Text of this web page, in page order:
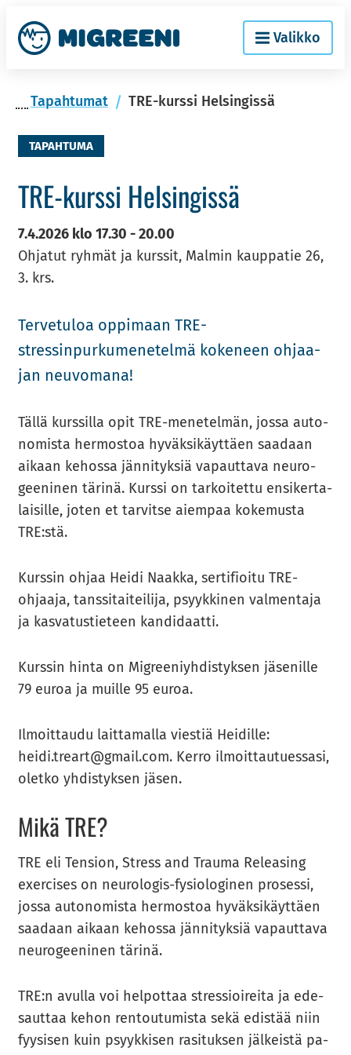
ry
si­
töön
Etusi­
vu
Valikko
Ta­pah­tu­mat TRE-kurssi Helsingissä
TAPAHTUMA
TRE-​kurssi Hel­sin­gis­sä
7.4.2026 klo 17.30 -20.00
Ohjatut ryhmät ja kurssit, Malmin kauppatie 26,
3. krs.
Ter­ve­tu­loa op­pi­maan TRE-​​
stressinpurkumenetelmä ko­ke­neen oh­jaa­
jan neu­vo­ma­na!
Tällä kurs­sil­la opit TRE-​​menetelmän, jossa au­to­
no­mis­ta her­mos­toa hy­väk­si­käyt­täen saa­daan
ai­kaan ke­hos­sa jän­ni­tyk­siä va­paut­ta­va neu­ro­
gee­ni­nen tä­ri­nä. Kurs­si on tar­koi­tet­tu en­si­ker­ta­
lai­sil­le, joten et tar­vit­se ai­em­paa ko­ke­mus­ta
TRE:stä.
Kurs­sin ohjaa Heidi Naak­ka, ser­ti­fioi­tu TRE-​​
ohjaaja, tans­si­tai­tei­li­ja, psyyk­ki­nen val­men­ta­ja
ja kas­va­tus­tie­teen kan­di­daat­ti.
Kurs­sin hinta on Migree­niyh­dis­tyk­sen jä­se­nil­le
79 euroa ja muil­le 95 euroa.
Il­moit­tau­du lait­ta­mal­la vies­tiä Hei­dil­le:
heidi.treart@gmail.com. Kerro il­moit­tau­tues­sa­si,
olet­ko yh­dis­tyk­sen jäsen.
Mikä TRE?
TRE eli Ten­sion, Stress and Trau­ma Re­lea­sing
exercises on neurologis-​​fysiologinen pro­ses­si,
jossa au­to­no­mis­ta her­mos­toa hy­väk­si­käyt­täen
saa­daan ai­kaan ke­hos­sa jän­ni­tyk­siä va­paut­ta­va
neu­ro­gee­ni­nen tä­ri­nä.
TRE:n avul­la voi hel­pot­taa stres­sioi­rei­ta ja ede­
saut­taa kehon ren­tou­tu­mis­ta sekä edis­tää niin
fyy­si­sen kuin psyyk­ki­sen ra­si­tuk­sen jäl­keis­tä pa­